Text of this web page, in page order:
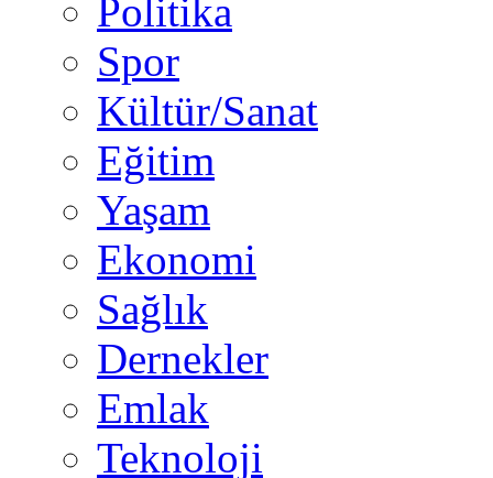
Politika
Spor
Kültür/Sanat
Eğitim
Yaşam
Ekonomi
Sağlık
Dernekler
Emlak
Teknoloji